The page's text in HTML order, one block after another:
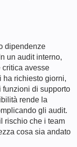
dipendenze
un audit interno,
critica avesse
ha richiesto giorni,
funzioni di supporto
rende la
gli audit.
rischio che i team
cosa sia andato